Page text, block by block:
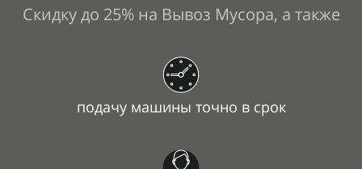
Скидку до 25% на Вывоз Мусора, а также
подачу машины точно в срок